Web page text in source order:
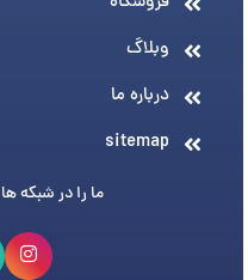
وبلاگ
درباره ما
sitemap
ما را در شبکه